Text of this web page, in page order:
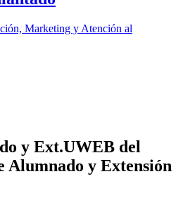
Marketing y Atención al
y Ext.UWEB del
Alumnado y Extensión